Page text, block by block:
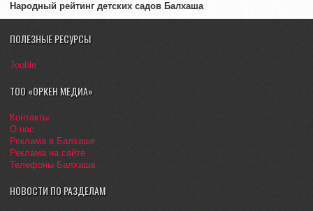
Народный рейтинг детских садов Балхаша
ПОЛЕЗНЫЕ РЕСУРСЫ
Jooble
ТОО «ОРКЕН МЕДИА»
Контакты
О нас
Реклама в Балхаше
Реклама на сайте
Телефоны Балхаша
НОВОСТИ ПО РАЗДЕЛАМ